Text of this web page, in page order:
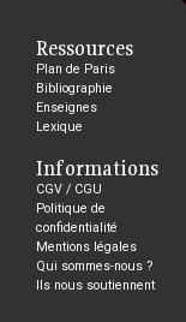
Ressources
Plan de Paris
Bibliographie
Enseignes
Lexique
Informations
CGV / CGU
Politique de
confidentialité
Mentions légales
Qui sommes-nous ?
Ils nous soutiennent